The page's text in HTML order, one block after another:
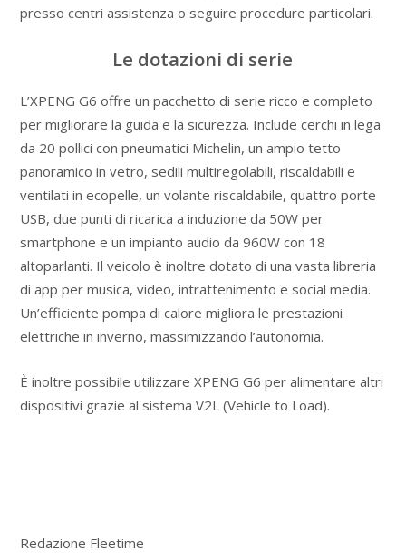
presso centri assistenza o seguire procedure particolari.
Le dotazioni di serie
L’XPENG G6 offre un pacchetto di serie ricco e completo
per migliorare la guida e la sicurezza. Include cerchi in lega
da 20 pollici con pneumatici Michelin, un ampio tetto
panoramico in vetro, sedili multiregolabili, riscaldabili e
ventilati in ecopelle, un volante riscaldabile, quattro porte
USB, due punti di ricarica a induzione da 50W per
smartphone e un impianto audio da 960W con 18
altoparlanti. Il veicolo è inoltre dotato di una vasta libreria
di app per musica, video, intrattenimento e social media.
Un’efficiente pompa di calore migliora le prestazioni
elettriche in inverno, massimizzando l’autonomia.
È inoltre possibile utilizzare XPENG G6 per alimentare altri
dispositivi grazie al sistema V2L (Vehicle to Load).
Redazione Fleetime